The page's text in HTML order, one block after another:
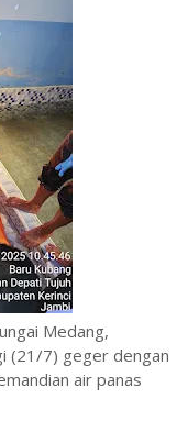
Medang,
(21/7) geger dengan
air panas